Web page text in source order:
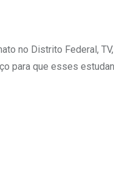
no Distrito Federal,
para que esses